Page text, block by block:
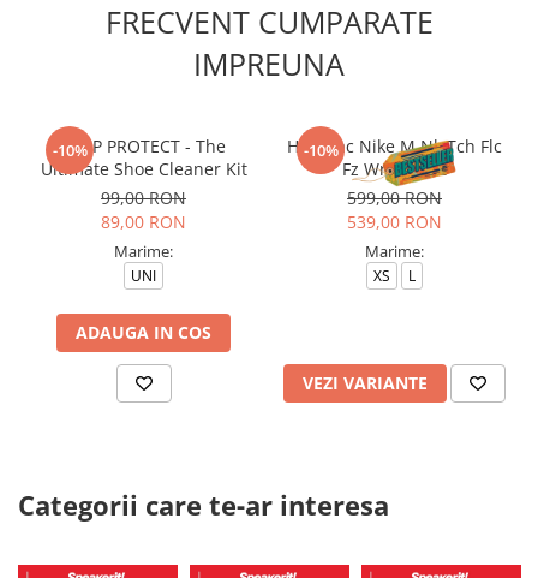
FRECVENT CUMPARATE
IMPREUNA
-10%
CREP PROTECT - The
Ultimate Shoe Cleaner Kit
99,00 RON
89,00 RON
Marime:
UNI
ADAUGA IN COS
-10%
Hanorac Nike M Nk Tch Flc
Fz Wr Hoodie
599,00 RON
539,00 RON
Marime:
XS L
VEZI VARIANTE
Categorii care te-ar interesa